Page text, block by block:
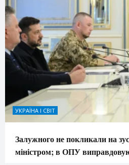
УКРАЇНА І СВІТ
Залужного не покликали на
міністром; в ОПУ